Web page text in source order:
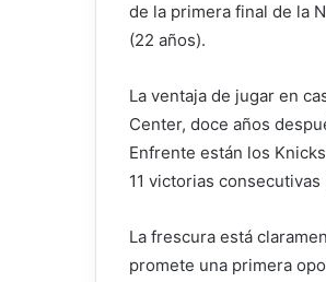
de la primera final de la
(22 años).
La ventaja de jugar en
Center, doce años
Enfrente están los
11 victorias
La frescura está
promete una primera